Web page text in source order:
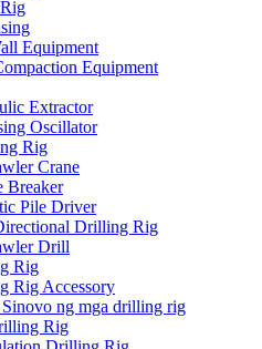
Equipment
Equipment
Extractor
Oscillator
Rig
Crane
Breaker
Pile Driver
Drilling Rig
Drill
Rig
Rig Accessory
ng mga drilling rig
Rig